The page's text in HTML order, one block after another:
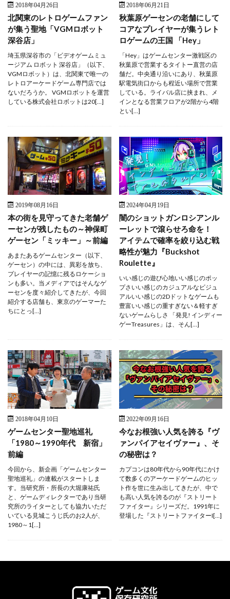
2018年04月26日
北関東のレトロゲームファン
が集う聖地「VGMロボット
深谷店」
埼玉県深谷市の「ビデオゲームミュ
ージアム ロボット 深谷店」（以下、
VGMロボット）は、北関東で唯一の
レトロアーケードゲーム専門店では
ないだろうか。 VGMロボットを運営
している株式会社ロボットは20[…]
2018年06月21日
秋葉原ゲーセンの老舗にして
コアなプレイヤーが集うレト
ロゲームの王国 「Hey」
「Hey」はゲームセンター激戦区の
秋葉原で営業するタイトー直営の店
舗だ。中央通り沿いにあり、秋葉原
駅電気街口からも程近い場所で営業
している。ライバル店に挟まれ、メ
インとなる営業フロアが2階から4階
とい[…]
2019年08月16日
本の街を見守ってきた老舗ゲ
ーセンが残したもの～神保町
ゲーセン「ミッキー」～前編
あまたあるゲームセンター（以下、
ゲーセン）の中には、異彩を放ち、
プレイヤーの記憶に残るロケーショ
ンも多い。当メディアではそんなゲ
ーセンを度々紹介してきたが、今回
紹介する店舗も、東京のゲーマーた
ちにとっ[…]
2024年04月19日
闇のショットガンロシアンル
ーレットで滾らせろ命を！
アイテムで確率を絞り込む戦
略性が魅力『Buckshot
Roulette』
いい感じの遊び心地いい感じのポッ
プさいい感じのカジュアルなビジュ
アルいい感じの2Dドットなゲームも
豊富いい感じの重すぎない＆軽すぎ
ないゲームらしさ 「発見! インディー
ゲーTreasures」は、そん[…]
2018年04月10日
ゲームセンター聖地巡礼
「1980～1990年代 新宿」
前編
今回から、新企画「ゲームセンター
聖地巡礼」の連載がスタートしま
す。当研究所・所長の大堀康祐氏
と、ゲームディレクターであり当研
究所のライターとしても協力いただ
いている見城こうじ氏のお2人が、
1980～1[…]
2022年09月16日
今なお根強い人気を誇る『ヴ
ァンパイアセイヴァー』、そ
の秘密は？
カプコンは80年代から90年代にかけ
て数多くのアーケードゲームのヒッ
ト作を世に生み出してきたが、中で
も高い人気を誇るのが『ストリート
ファイター』シリーズだ。1991年に
登場した『ストリートファイターI[…]